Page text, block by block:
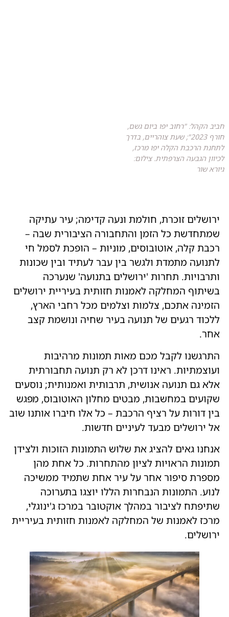
חביב הקהל: "רחוב יפו ביום גשם,
חורף 2023"; שעת צוהריים, בדרך
לתחנת הרכבת הקלה יפו מרכז,
לכיוון הגבעה הצרפתית. צילום:
גיורא שור
ירושלים זוכרת, חולמת ונעה קדימה; עיר עתיקה
שמתחדשת כל הזמן והתחבורה הציבורית שבה –
רכבת קלה, אוטובוסים, מוניות – הופכת לסמל חי
לתנועה מתמדת ולגשר בין עבר לעתיד ובין שכונות
ותרבויות. תחרות 'ירושלים בתנועה' שנערכה
בשיתוף המחלקה לאמנות חזותית בעיריית ירושלים
הזמינה אתכם, צלמות וצלמים מכל רחבי הארץ,
ללכוד רגעים של תנועה בעיר שחיה ונושמת קצב
אחר.
התרגשנו לקבל מכם מאות תמונות מרהיבות
ועוצמתיות. ראינו דרכן לא רק תנועה תחבורתית
אלא גם תנועה אנושית, תרבותית ואמנותית; נוסעים
שקועים במחשבות, מבטים מחלון האוטובוס, מפגש
בין דורות על רציף הרכבת – כל אלו חיברו אותנו שוב
אל ירושלים מבעד לעיניים חדשות.
אנחנו גאים להציג את שלוש התמונות הזוכות ולצידן
תמונות הראויות לציון מהתחרות. כל אחת מהן
מספרת סיפור אחר על עיר אחת שתמיד ממשיכה
לנוע. התמונות הנבחרות הללו יוצגו בתערוכה
שתיפתח לציבור במהלך אוקטובר במרכז ג'ינוגלי,
מרכז לאמנות של המחלקה לאמנות חזותית בעיריית
ירושלים.